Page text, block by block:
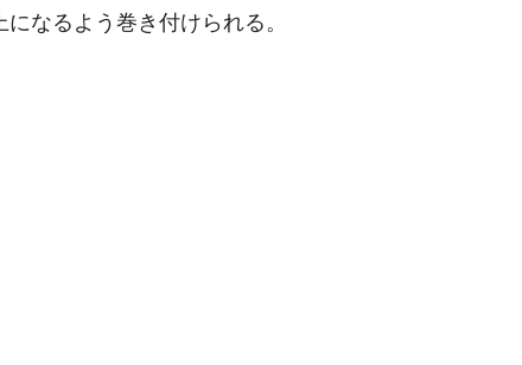
なるよう巻き付けられる。